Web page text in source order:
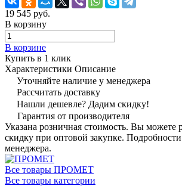
19 545 руб.
В корзину
В корзине
Купить в 1 клик
Характеристики Описание
Уточняйте наличие у менеджера
Рассчитать доставку
Нашли дешевле? Дадим скидку!
Гарантия от производителя
Указана розничная стоимость. Вы можете
скидку при оптовой закупке.
менеджера.
Все товары ПРОМЕТ
Все товары категории